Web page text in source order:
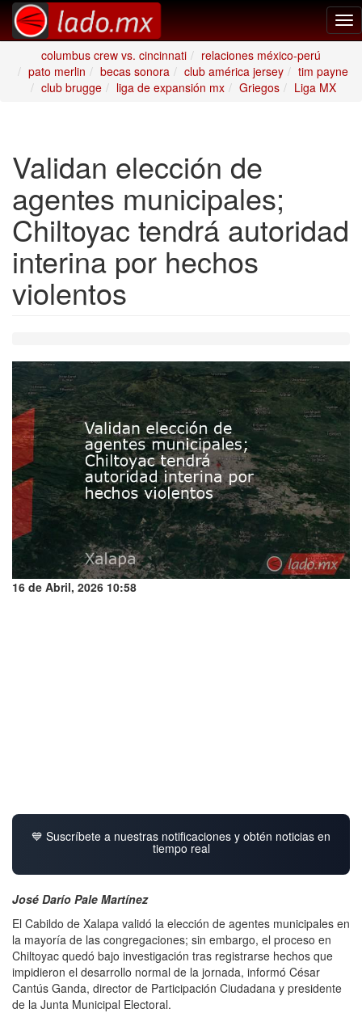
columbus crew vs. cincinnati
relaciones méxico-perú
pato merlin
becas sonora club américa jersey
tim payne
club brugge
liga de expansión mx Griegos Liga MX
Validan elección de
agentes municipales;
Chiltoyac tendrá autoridad
interina por hechos
violentos
16 de Abril, 2026 10:58
💙 Suscríbete a nuestras notificaciones y obtén noticias en
tiempo real
José Darío Pale Martínez
El Cabildo de Xalapa validó la elección de agentes municipales en
la mayoría de las congregaciones; sin embargo, el proceso en
Chiltoyac quedó bajo investigación tras registrarse hechos que
impidieron el desarrollo normal de la jornada, informó César
Cantús Ganda, director de Participación Ciudadana y presidente
de la Junta Municipal Electoral.